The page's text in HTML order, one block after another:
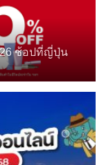
ช้อปที่ญี่ปุ่น